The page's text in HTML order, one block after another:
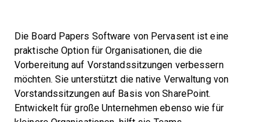
Die Board Papers Software von Pervasent ist eine
praktische Option für Organisationen, die die
Vorbereitung auf Vorstandssitzungen verbessern
möchten. Sie unterstützt die native Verwaltung von
Vorstandssitzungen auf Basis von SharePoint.
Entwickelt für große Unternehmen ebenso wie für